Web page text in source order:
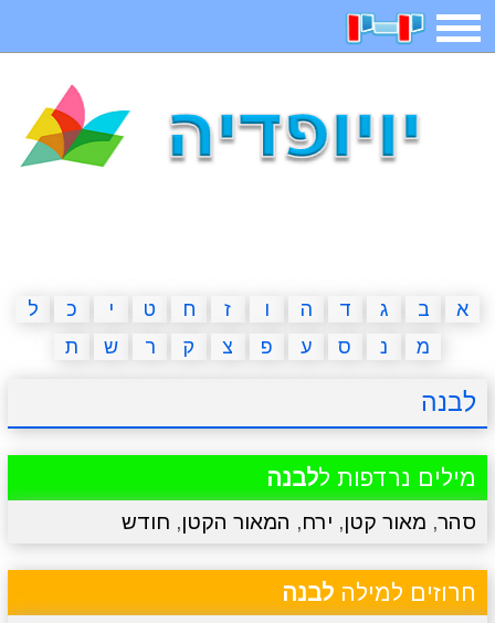
תפריט
איש תלוי מדריכים פוקימון גו מצא הבדלים
יצירה משחקי בנות אשליות חדשות
א ב ג ד ה ו ז ח ט י כ
ל
מ
נ ס ע פ צ ק ר ש ת
לבנה
מילים נרדפות ללבנה
סהר, מאור קטן, ירח, המאור הקטן, חודש
חרוזים למילה לבנה